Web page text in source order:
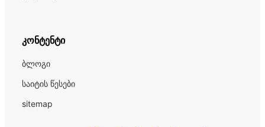
კონტენტი
ბლოგი
საიტის წესები
sitemap